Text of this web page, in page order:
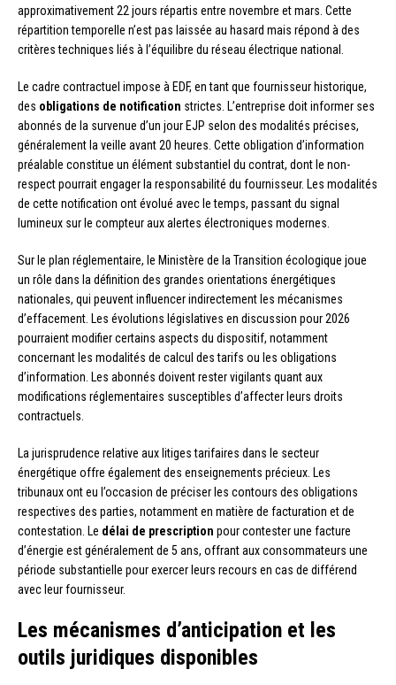
approximativement 22 jours répartis entre novembre et mars. Cette
répartition temporelle n’est pas laissée au hasard mais répond à des
critères techniques liés à l’équilibre du réseau électrique national.
Le cadre contractuel impose à EDF, en tant que fournisseur historique,
des obligations de notification strictes. L’entreprise doit informer ses
abonnés de la survenue d’un jour EJP selon des modalités précises,
généralement la veille avant 20 heures. Cette obligation d’information
préalable constitue un élément substantiel du contrat, dont le non-
respect pourrait engager la responsabilité du fournisseur. Les modalités
de cette notification ont évolué avec le temps, passant du signal
lumineux sur le compteur aux alertes électroniques modernes.
Sur le plan réglementaire, le Ministère de la Transition écologique joue
un rôle dans la définition des grandes orientations énergétiques
nationales, qui peuvent influencer indirectement les mécanismes
d’effacement. Les évolutions législatives en discussion pour 2026
pourraient modifier certains aspects du dispositif, notamment
concernant les modalités de calcul des tarifs ou les obligations
d’information. Les abonnés doivent rester vigilants quant aux
modifications réglementaires susceptibles d’affecter leurs droits
contractuels.
La jurisprudence relative aux litiges tarifaires dans le secteur
énergétique offre également des enseignements précieux. Les
tribunaux ont eu l’occasion de préciser les contours des obligations
respectives des parties, notamment en matière de facturation et de
contestation. Le délai de prescription pour contester une facture
d’énergie est généralement de 5 ans, offrant aux consommateurs une
période substantielle pour exercer leurs recours en cas de différend
avec leur fournisseur.
Les mécanismes d’anticipation et les
outils juridiques disponibles